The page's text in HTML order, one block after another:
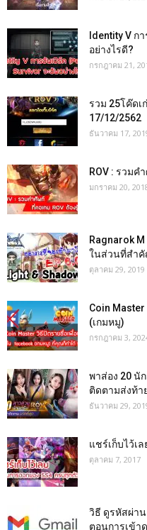
Identity V ก
อย่างไรดี?
กรกฎาคม 21,
รวม 25โค๊ดเ
17/12/2562
ธันวาคม 17,
ROV : รวมค
มกราคม 20,
Ragnarok
ในส่วนที่สำคั
ตุลาคม 29, 2019
Coin
(เกมหมู)
กรกฎาคม 3,
พาส่อง 20 นั
ติดตามส่งท้า
ธันวาคม 29,
แชร์เก็บไว้เ
ตุลาคม 7, 2017
วิธี ดูรหัสผ่า
ตอนการเข้า